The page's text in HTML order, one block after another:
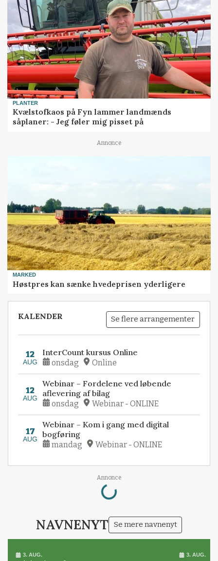
PLANTER
Kvælstofkaos på Fyn lammer landmænds
såplaner: - Jeg føler mig pisset på
Annonce
MARKED
Høstpres kan sænke hvedeprisen yderligere
KALENDER Se flere arrangementer
12
AUG
InterCount kursus Online
onsdag Online
12
AUG
Webinar – Fordelene ved løbende
aflevering af bilag
onsdag Webinar - ONLINE
17
AUG
Webinar – Kom i gang med digital
bogføring
mandag Webinar - ONLINE
Annonce
Loading...
NAVNENYT Se mere navnenyt
3. AUG. 3. AUG.